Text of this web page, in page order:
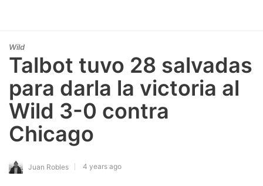
Wild
Talbot tuvo 28 salvadas
para darla la victoria al
Wild 3-0 contra
Chicago
Juan Robles 4 years ago